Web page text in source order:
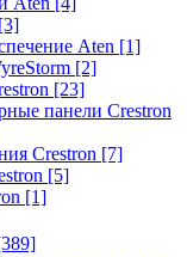
[3]
Aten [1]
[2]
[23]
панели Crestron
Crestron [7]
[5]
[1]